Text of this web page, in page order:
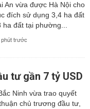
An vừa được Hà Nội cho
đích sử dụng 3,4 ha đất
đất tại phường...
trước
tư gần 7 tỷ USD
Ninh vừa trao quyết
chủ trương đầu tư,